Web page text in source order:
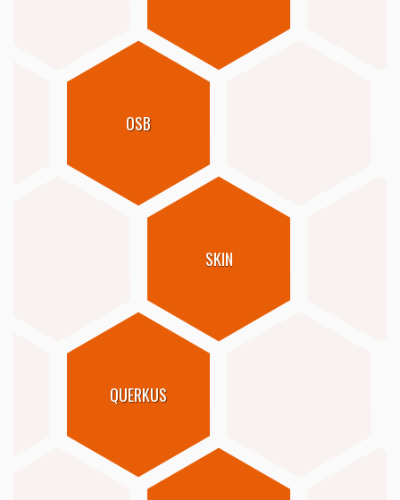
OSB
SKIN
QUERKUS